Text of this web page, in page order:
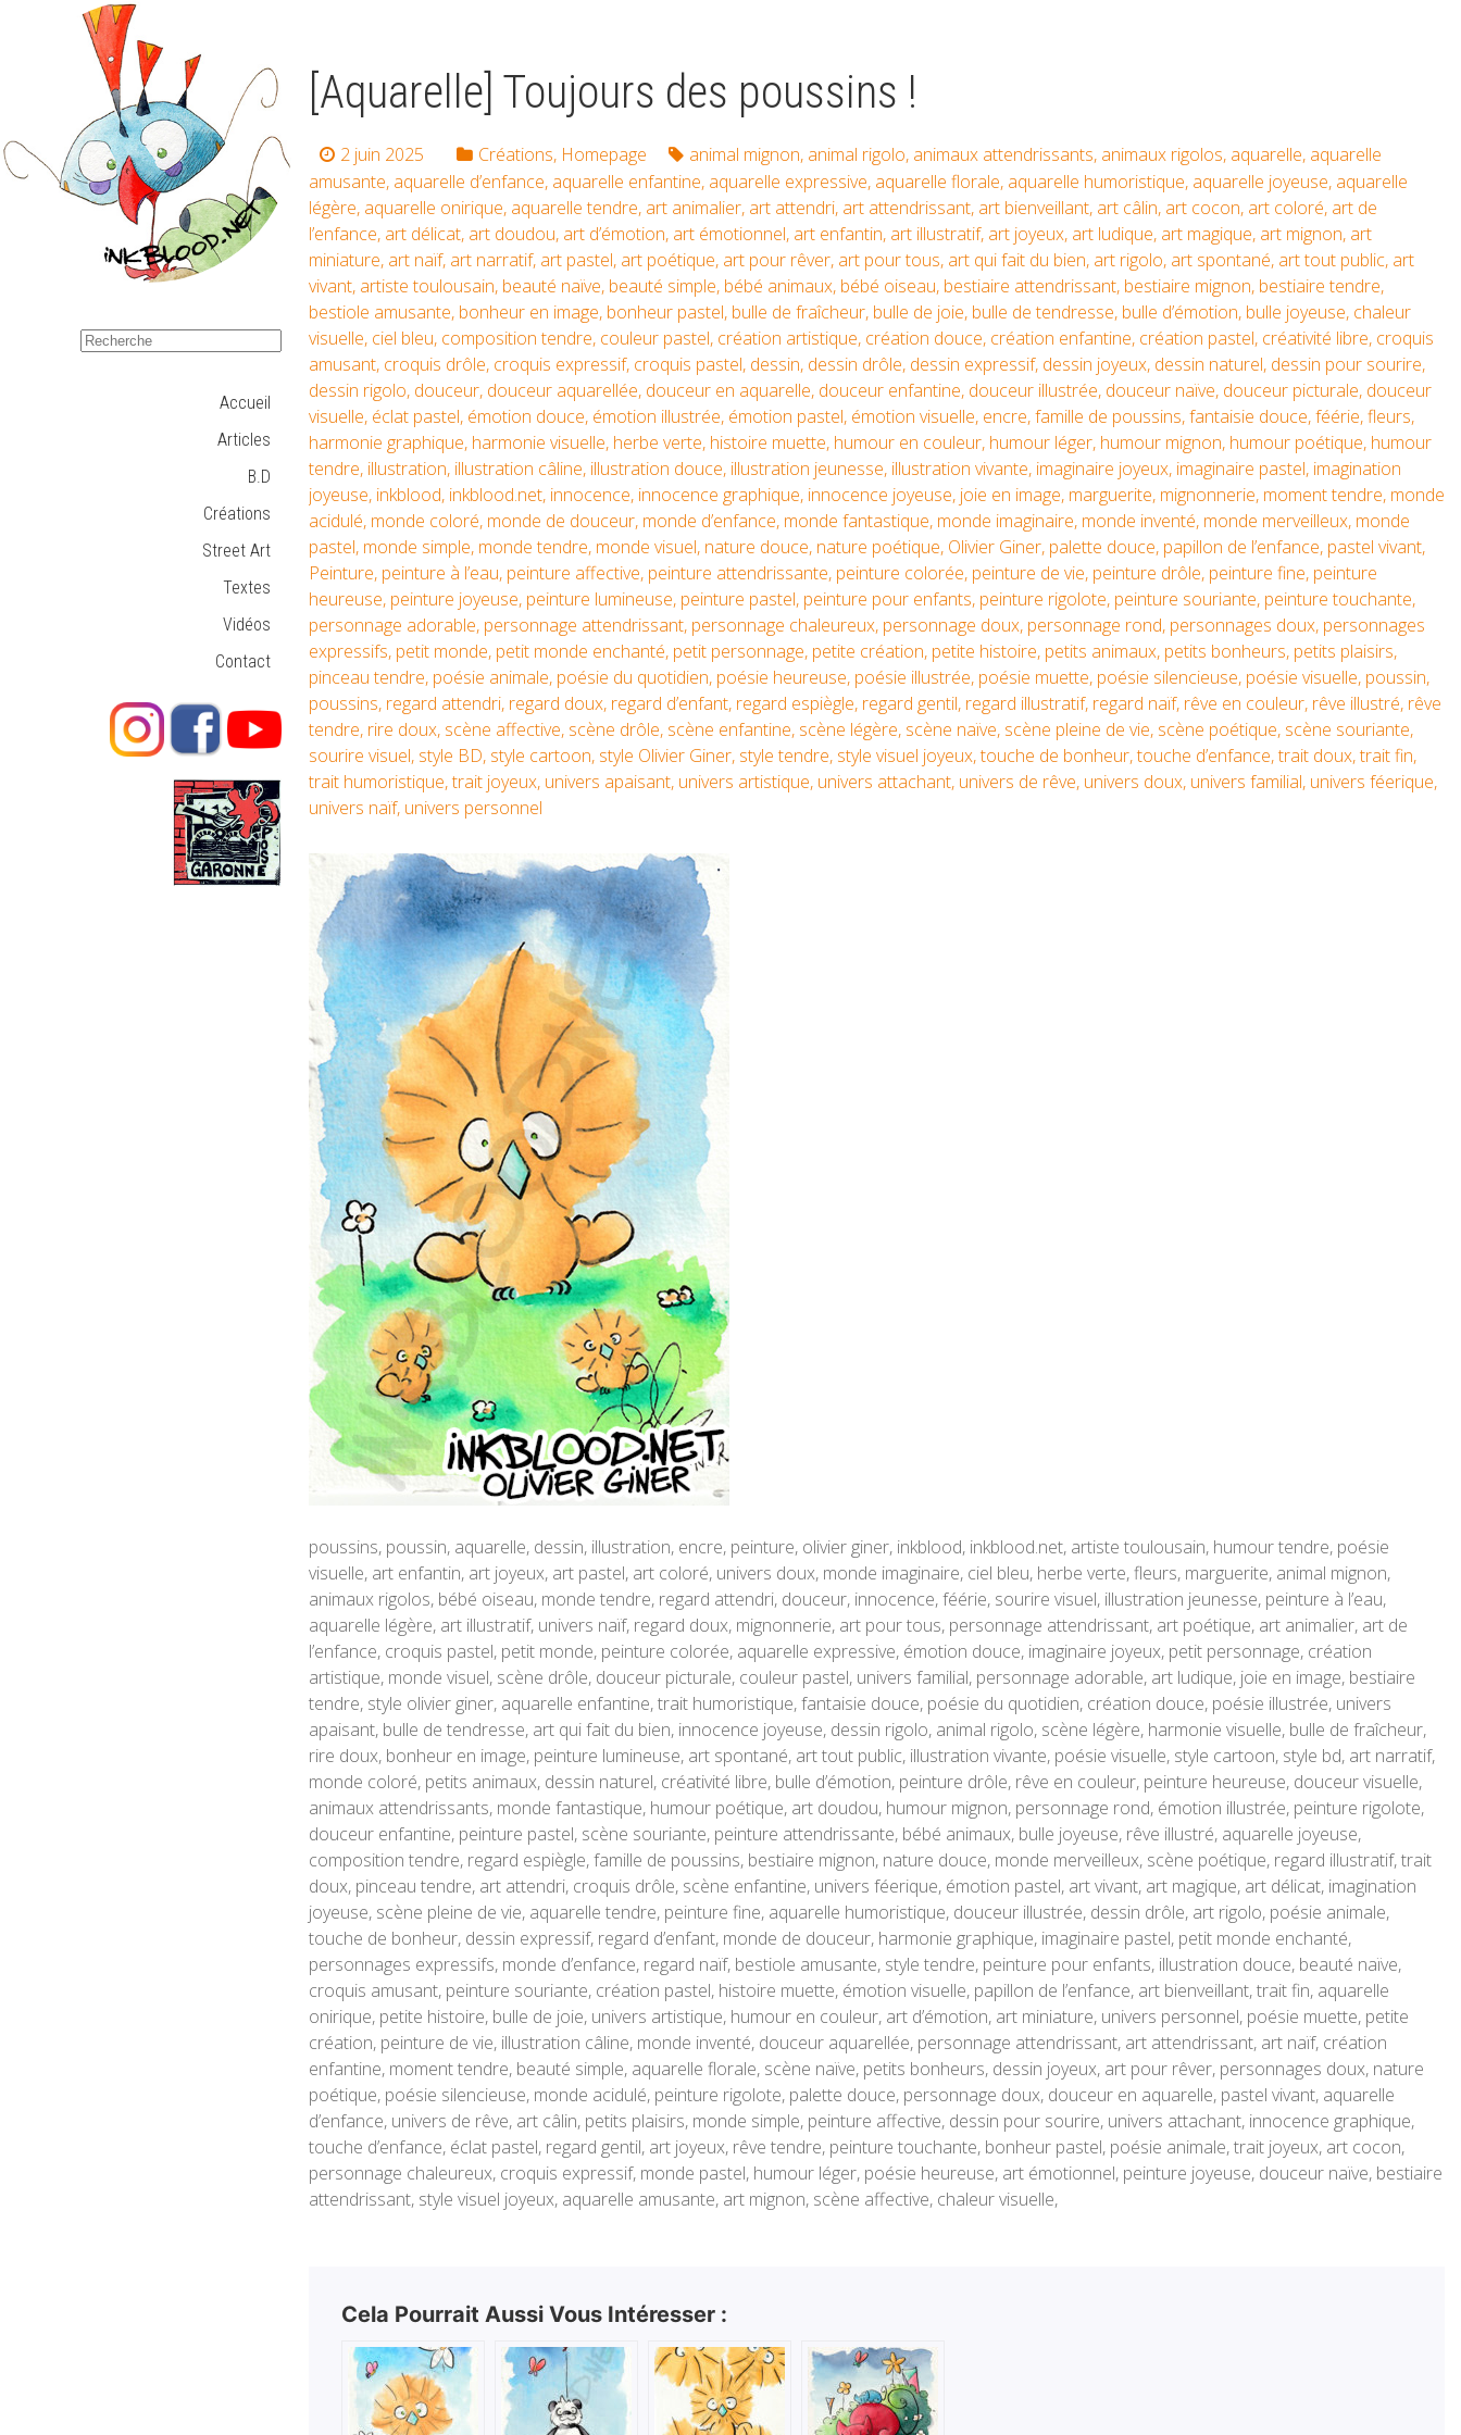
Accueil
Articles
B.D
Créations
Street Art
Textes
Vidéos
Contact
[Aquarelle] Toujours des poussins !
2 juin 2025 Créations, Homepage animal mignon, animal rigolo, animaux attendrissants, animaux rigolos, aquarelle, aquarelle
amusante, aquarelle d’enfance, aquarelle enfantine, aquarelle expressive, aquarelle florale, aquarelle humoristique, aquarelle joyeuse, aquarelle
légère, aquarelle onirique, aquarelle tendre, art animalier, art attendri, art attendrissant, art bienveillant, art câlin, art cocon, art coloré, art de
l’enfance, art délicat, art doudou, art d’émotion, art émotionnel, art enfantin, art illustratif, art joyeux, art ludique, art magique, art mignon, art
miniature, art naïf, art narratif, art pastel, art poétique, art pour rêver, art pour tous, art qui fait du bien, art rigolo, art spontané, art tout public, art
vivant, artiste toulousain, beauté naïve, beauté simple, bébé animaux, bébé oiseau, bestiaire attendrissant, bestiaire mignon, bestiaire tendre,
bestiole amusante, bonheur en image, bonheur pastel, bulle de fraîcheur, bulle de joie, bulle de tendresse, bulle d’émotion, bulle joyeuse, chaleur
visuelle, ciel bleu, composition tendre, couleur pastel, création artistique, création douce, création enfantine, création pastel, créativité libre, croquis
amusant, croquis drôle, croquis expressif, croquis pastel, dessin, dessin drôle, dessin expressif, dessin joyeux, dessin naturel, dessin pour sourire,
dessin rigolo, douceur, douceur aquarellée, douceur en aquarelle, douceur enfantine, douceur illustrée, douceur naïve, douceur picturale, douceur
visuelle, éclat pastel, émotion douce, émotion illustrée, émotion pastel, émotion visuelle, encre,famille de poussins,fantaisie douce,féérie,fleurs,
harmonie graphique, harmonie visuelle, herbe verte, histoire muette, humour en couleur, humour léger, humour mignon, humour poétique, humour
tendre, illustration, illustration câline, illustration douce, illustration jeunesse, illustration vivante, imaginaire joyeux, imaginaire pastel, imagination
joyeuse, inkblood, inkblood.net, innocence, innocence graphique, innocence joyeuse, joie en image, marguerite, mignonnerie, moment tendre, monde
acidulé, monde coloré, monde de douceur, monde d’enfance, monde fantastique, monde imaginaire, monde inventé, monde merveilleux, monde
pastel, monde simple, monde tendre, monde visuel, nature douce, nature poétique, Olivier Giner, palette douce, papillon de l’enfance, pastel vivant,
Peinture, peinture à l’eau, peinture affective, peinture attendrissante, peinture colorée, peinture de vie, peinture drôle, peinture fine, peinture
heureuse, peinture joyeuse, peinture lumineuse, peinture pastel, peinture pour enfants, peinture rigolote, peinture souriante, peinture touchante,
personnage adorable, personnage attendrissant, personnage chaleureux, personnage doux, personnage rond, personnages doux, personnages
expressifs, petit monde, petit monde enchanté, petit personnage, petite création, petite histoire, petits animaux, petits bonheurs, petits plaisirs,
pinceau tendre, poésie animale, poésie du quotidien, poésie heureuse, poésie illustrée, poésie muette, poésie silencieuse, poésie visuelle, poussin,
poussins, regard attendri, regard doux, regard d’enfant, regard espiègle, regard gentil, regard illustratif, regard naïf, rêve en couleur, rêve illustré, rêve
tendre, rire doux, scène affective, scène drôle, scène enfantine, scène légère, scène naïve, scène pleine de vie, scène poétique, scène souriante,
sourire visuel, style BD, style cartoon, style Olivier Giner, style tendre, style visuel joyeux,touche de bonheur,touche d’enfance,trait doux,trait fin,
trait humoristique,trait joyeux, univers apaisant, univers artistique, univers attachant, univers de rêve, univers doux, univers familial, univers féerique,
univers naïf, univers personnel
poussins, poussin, aquarelle, dessin, illustration, encre, peinture, olivier giner, inkblood, inkblood.net, artiste toulousain, humour tendre, poésie
visuelle, art enfantin, art joyeux, art pastel, art coloré, univers doux, monde imaginaire, ciel bleu, herbe verte, fleurs, marguerite, animal mignon,
animaux rigolos, bébé oiseau, monde tendre, regard attendri, douceur, innocence, féérie, sourire visuel, illustration jeunesse, peinture à l’eau,
aquarelle légère, art illustratif, univers naïf, regard doux, mignonnerie, art pour tous, personnage attendrissant, art poétique, art animalier, art de
l’enfance, croquis pastel, petit monde, peinture colorée, aquarelle expressive, émotion douce, imaginaire joyeux, petit personnage, création
artistique, monde visuel, scène drôle, douceur picturale, couleur pastel, univers familial, personnage adorable, art ludique, joie en image, bestiaire
tendre, style olivier giner, aquarelle enfantine, trait humoristique, fantaisie douce, poésie du quotidien, création douce, poésie illustrée, univers
apaisant, bulle de tendresse, art qui fait du bien, innocence joyeuse, dessin rigolo, animal rigolo, scène légère, harmonie visuelle, bulle de fraîcheur,
rire doux, bonheur en image, peinture lumineuse, art spontané, art tout public, illustration vivante, poésie visuelle, style cartoon, style bd, art narratif,
monde coloré, petits animaux, dessin naturel, créativité libre, bulle d’émotion, peinture drôle, rêve en couleur, peinture heureuse, douceur visuelle,
animaux attendrissants, monde fantastique, humour poétique, art doudou, humour mignon, personnage rond, émotion illustrée, peinture rigolote,
douceur enfantine, peinture pastel, scène souriante, peinture attendrissante, bébé animaux, bulle joyeuse, rêve illustré, aquarelle joyeuse,
composition tendre, regard espiègle, famille de poussins, bestiaire mignon, nature douce, monde merveilleux, scène poétique, regard illustratif, trait
doux, pinceau tendre, art attendri, croquis drôle, scène enfantine, univers féerique, émotion pastel, art vivant, art magique, art délicat, imagination
joyeuse, scène pleine de vie, aquarelle tendre, peinture fine, aquarelle humoristique, douceur illustrée, dessin drôle, art rigolo, poésie animale,
touche de bonheur, dessin expressif, regard d’enfant, monde de douceur, harmonie graphique, imaginaire pastel, petit monde enchanté,
personnages expressifs, monde d’enfance, regard naïf, bestiole amusante, style tendre, peinture pour enfants, illustration douce, beauté naïve,
croquis amusant, peinture souriante, création pastel, histoire muette, émotion visuelle, papillon de l’enfance, art bienveillant, trait fin, aquarelle
onirique, petite histoire, bulle de joie, univers artistique, humour en couleur, art d’émotion, art miniature, univers personnel, poésie muette, petite
création, peinture de vie, illustration câline, monde inventé, douceur aquarellée, personnage attendrissant, art attendrissant, art naïf, création
enfantine, moment tendre, beauté simple, aquarelle florale, scène naïve, petits bonheurs, dessin joyeux, art pour rêver, personnages doux, nature
poétique, poésie silencieuse, monde acidulé, peinture rigolote, palette douce, personnage doux, douceur en aquarelle, pastel vivant, aquarelle
d’enfance, univers de rêve, art câlin, petits plaisirs, monde simple, peinture affective, dessin pour sourire, univers attachant, innocence graphique,
touche d’enfance, éclat pastel, regard gentil, art joyeux, rêve tendre, peinture touchante, bonheur pastel, poésie animale, trait joyeux, art cocon,
personnage chaleureux, croquis expressif, monde pastel, humour léger, poésie heureuse, art émotionnel, peinture joyeuse, douceur naïve, bestiaire
attendrissant, style visuel joyeux, aquarelle amusante, art mignon, scène affective, chaleur visuelle,
Cela Pourrait Aussi Vous Intéresser :